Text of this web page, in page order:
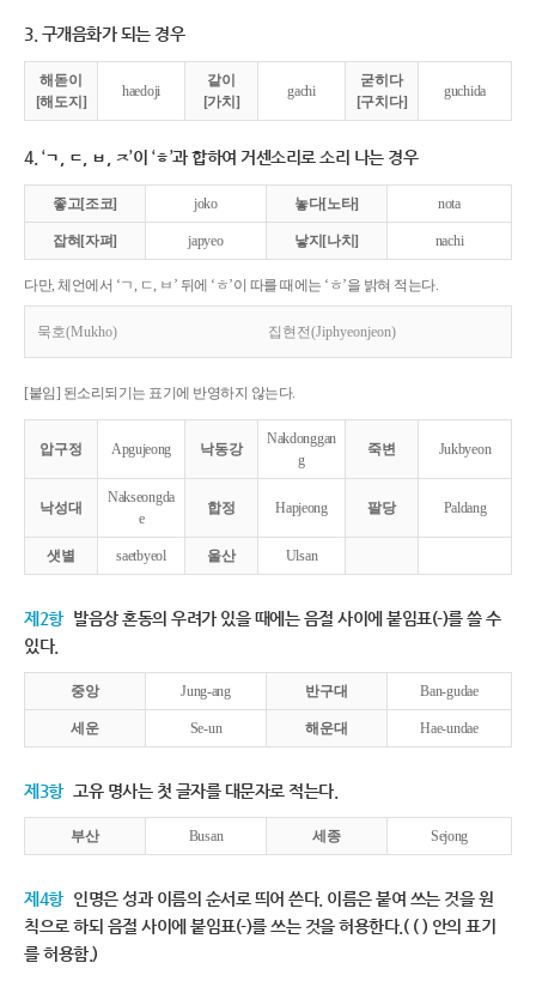
3. 구개음화가 되는 경우
해돋이
[해도지]
haedoji
같이
[가치]
gachi
굳히다
[구치다]
guchida
4. ‘ㄱ, ㄷ, ㅂ, ㅈ’이 ‘ㅎ’과 합하여 거센소리로 소리 나는 경우
좋고[조코] joko 놓다[노타] nota
잡혀[자펴] japyeo 낳지[나치] nachi
다만, 체언에서 ‘ㄱ, ㄷ, ㅂ’ 뒤에 ‘ㅎ’이 따를 때에는 ‘ㅎ’을 밝혀 적는다.
묵호(Mukho) 집현전(Jiphyeonjeon)
[붙임] 된소리되기는 표기에 반영하지 않는다.
압구정 Apgujeong 낙동강
Nakdonggan
g
죽변 Jukbyeon
낙성대
Nakseongda
e
합정 Hapjeong 팔당 Paldang
샛별 saetbyeol 울산 Ulsan
제2항 발음상 혼동의 우려가 있을 때에는 음절 사이에 붙임표(-)를 쓸 수
있다.
중앙 Jung-ang 반구대 Ban-gudae
세운 Se-un 해운대 Hae-undae
제3항 고유 명사는 첫 글자를 대문자로 적는다.
부산 Busan 세종 Sejong
제4항 인명은 성과 이름의 순서로 띄어 쓴다. 이름은 붙여 쓰는 것을 원
칙으로 하되 음절 사이에 붙임표(-)를 쓰는 것을 허용한다.( ( ) 안의 표기
를 허용함.)